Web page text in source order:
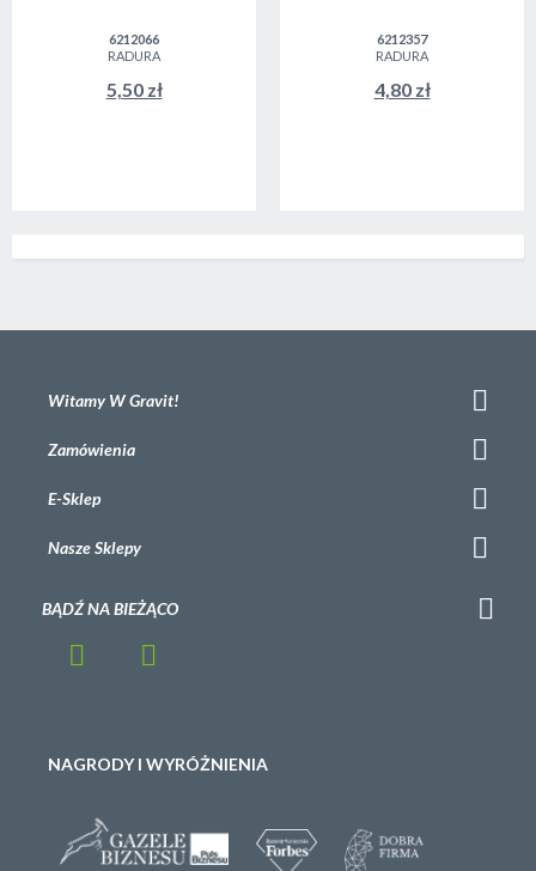
6212066
RADURA
5,50 zł
6212357
RADURA
4,80 zł
Witamy W Gravit!
Zamówienia
E-Sklep
Nasze Sklepy
BĄDŹ NA BIEŻĄCO
NAGRODY I WYRÓŻNIENIA